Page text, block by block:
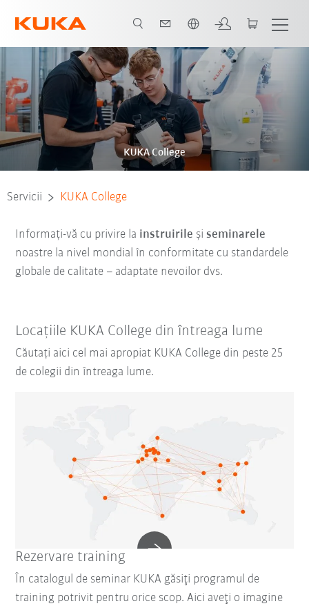
KUKA College
Servicii KUKA College
Informați-vă cu privire la instruirile șiseminarele
noastre la nivel mondial în conformitate cu standardele
globale de calitate – adaptate nevoilor dvs.
Locațiile KUKA College din întreaga lume
Căutați aici cel mai apropiat KUKA College din peste 25
de colegii din întreaga lume.
Rezervare training
În catalogul de seminar KUKA găsiţi programul de
training potrivit pentru orice scop. Aici aveţi o imagine